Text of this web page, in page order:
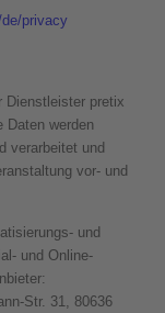
privacy
Dienstleister pretix
Daten werden
verarbeitet und
vor- und
und
und Online-
Str. 31, 80636